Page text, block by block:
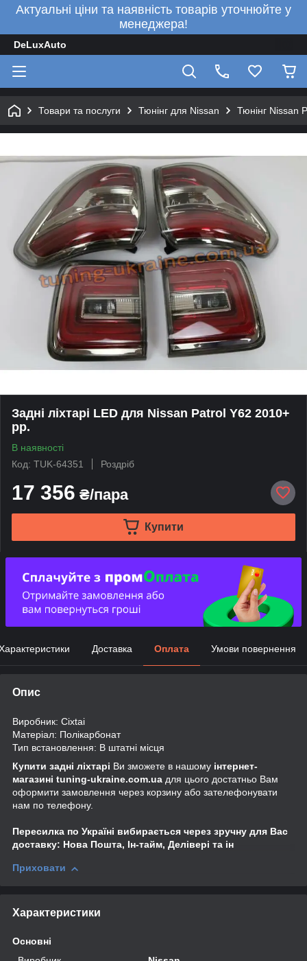
Актуальні ціни та наявність товарів уточнюйте у
менеджера!
DeLuxAuto
Товари та послуги Тюнінг для Nissan Тюнінг Nissan
Задні ліхтарі LED для Nissan Patrol Y62 2010+
рр.
В наявності
Код: TUK-64351
Роздріб
17 356 ₴/пара
Купити
Доставка Оплата Умови повернення
Опис
Виробник: Cixtai
Матеріал: Полікарбонат
Тип встановлення: В штатні місця
Купити задні ліхтарі Ви зможете в нашому інтернет-
магазині tuning-ukraine.com.ua для цього достатньо Вам
оформити замовлення через корзину або зателефонувати
нам по телефону.
Пересилка по Україні вибирається через зручну для Вас
доставку: Нова Пошта, Ін-тайм, Делівері та ін
Приховати
Характеристики
Основні